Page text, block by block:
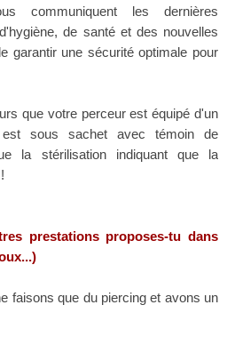
communiquent les dernières
de santé et des nouvelles
garantir une sécurité optimale pour
que votre perceur est équipé d'un
sous sachet avec témoin de
la stérilisation indiquant que la
prestations proposes-tu dans
faisons que du piercing et avons un